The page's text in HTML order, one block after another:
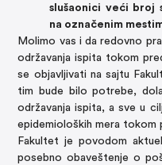
slušaonici veći broj
na označenim
Molimo vas i da redovno
održavanja ispita tokom
se objavljivati na sajtu
tim bude bilo potrebe,
održavanja ispita, a sve u
epidemioloških mera tokom
Fakultet je povodom
posebno obaveštenje o